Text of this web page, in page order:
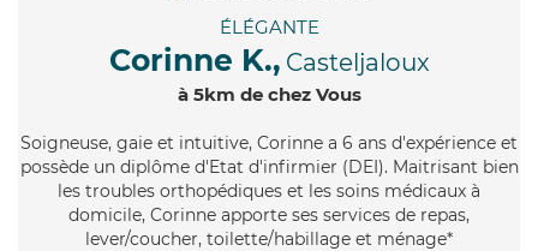
ÉLÉGANTE
Corinne K., Casteljaloux
à 5km de chez Vous
Soigneuse, gaie et intuitive, Corinne a 6 ans d'expérience et
possède un diplôme d'Etat d'infirmier (DEI). Maitrisant bien
les troubles orthopédiques et les soins médicaux à
domicile, Corinne apporte ses services de repas,
lever/coucher, toilette/habillage et ménage*